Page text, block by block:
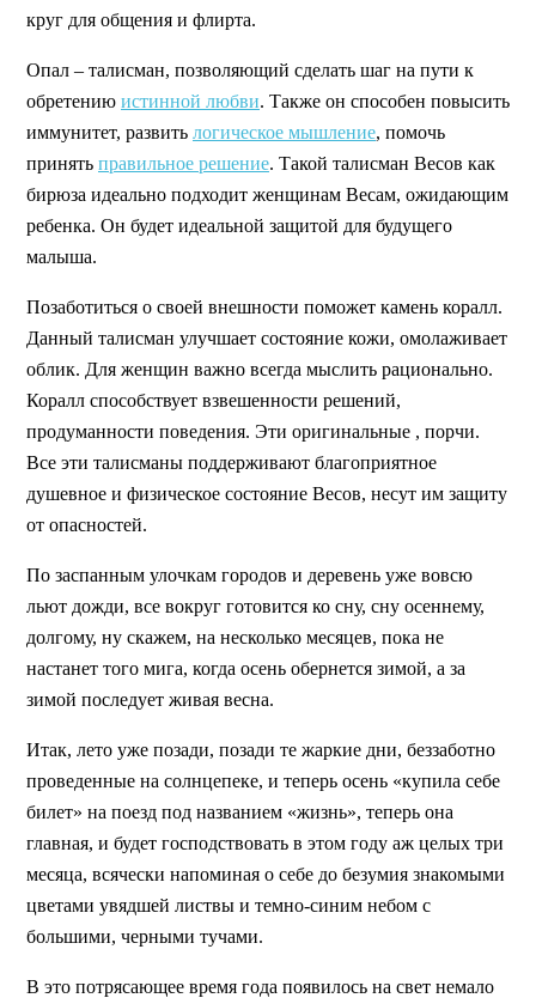
круг для общения и флирта.
Опал – талисман, позволяющий сделать шаг на пути к
обретению истинной любви. Также он способен повысить
иммунитет, развить логическое мышление, помочь
принять правильное решение. Такой талисман Весов как
бирюза идеально подходит женщинам Весам, ожидающим
ребенка. Он будет идеальной защитой для будущего
малыша.
Позаботиться о своей внешности поможет камень коралл.
Данный талисман улучшает состояние кожи, омолаживает
облик. Для женщин важно всегда мыслить рационально.
Коралл способствует взвешенности решений,
продуманности поведения. Эти оригинальные , порчи.
Все эти талисманы поддерживают благоприятное
душевное и физическое состояние Весов, несут им защиту
от опасностей.
По заспанным улочкам городов и деревень уже вовсю
льют дожди, все вокруг готовится ко сну, сну осеннему,
долгому, ну скажем, на несколько месяцев, пока не
настанет того мига, когда осень обернется зимой, а за
зимой последует живая весна.
Итак, лето уже позади, позади те жаркие дни, беззаботно
проведенные на солнцепеке, и теперь осень «купила себе
билет» на поезд под названием «жизнь», теперь она
главная, и будет господствовать в этом году аж целых три
месяца, всячески напоминая о себе до безумия знакомыми
цветами увядшей листвы и темно-синим небом с
большими, черными тучами.
В это потрясающее время года появилось на свет немало